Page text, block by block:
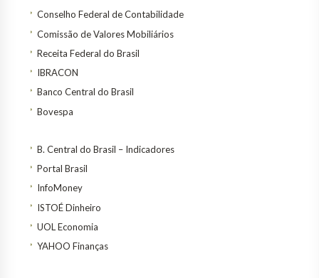
Conselho Federal de Contabilidade
Comissão de Valores Mobiliários
Receita Federal do Brasil
IBRACON
Banco Central do Brasil
Bovespa
B. Central do Brasil – Indicadores
Portal Brasil
InfoMoney
ISTOÉ Dinheiro
UOL Economia
YAHOO Finanças